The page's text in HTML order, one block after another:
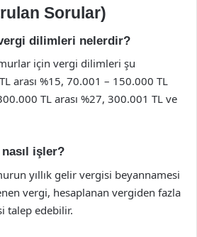
Sorular)
vergi dilimleri nelerdir?
için vergi dilimleri şu
arası %15, 70.001 – 150.000 TL
TL arası %27, 300.001 TL ve
işler?
yıllık gelir vergisi beyannamesi
vergi, hesaplanan vergiden fazla
talep edebilir.